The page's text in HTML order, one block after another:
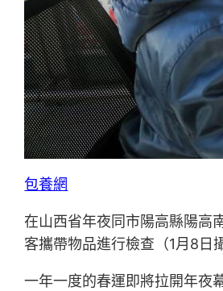
包養網
在山西省年夜同市陽高縣陽高
客攜帶物品進行檢查（1月8日
一年一度的春運即將拉開年夜